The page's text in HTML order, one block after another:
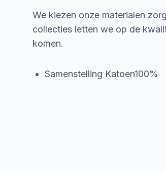
We kiezen onze materialen
collecties letten we op de
komen.
Samenstelling Katoen100%